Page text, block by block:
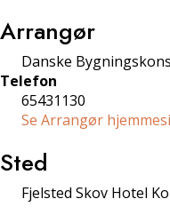
Arrangør
Danske
Telefon
65431130
Se Arrangør
Sted
Fjelsted Skov Hotel